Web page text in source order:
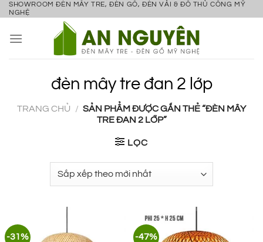
Bỏ
nội
SHOWROOM ĐÈN MÂY TRE, ĐÈN GỖ, ĐÈN VẢI & ĐỒ THỦ CÔNG MỸ
NGHỆ
đèn mây tre đan 2 lớp
TRANG CHỦ / SẢN PHẨM ĐƯỢC GẮN THẺ “ĐÈN MÂY
TRE ĐAN 2 LỚP”
LỌC
-31% -47%